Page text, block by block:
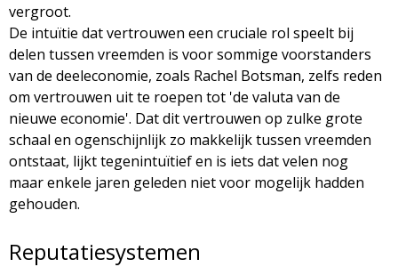
vergroot.
De intuïtie dat vertrouwen een cruciale rol speelt bij
delen tussen vreemden is voor sommige voorstanders
van de deeleconomie, zoals Rachel Botsman, zelfs reden
om vertrouwen uit te roepen tot 'de valuta van de
nieuwe economie'. Dat dit vertrouwen op zulke grote
schaal en ogenschijnlijk zo makkelijk tussen vreemden
ontstaat, lijkt tegenintuïtief en is iets dat velen nog
maar enkele jaren geleden niet voor mogelijk hadden
gehouden.
Reputatiesystemen